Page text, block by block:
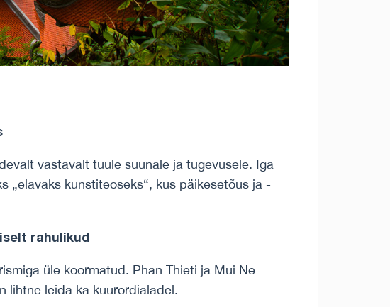
vastavalt tuule suunale ja tugevusele. Iga
„elavaks kunstiteoseks“, kus päikesetõus ja -
rahulikud
üle koormatud. Phan Thieti ja Mui Ne
lihtne leida ka kuurordialadel.